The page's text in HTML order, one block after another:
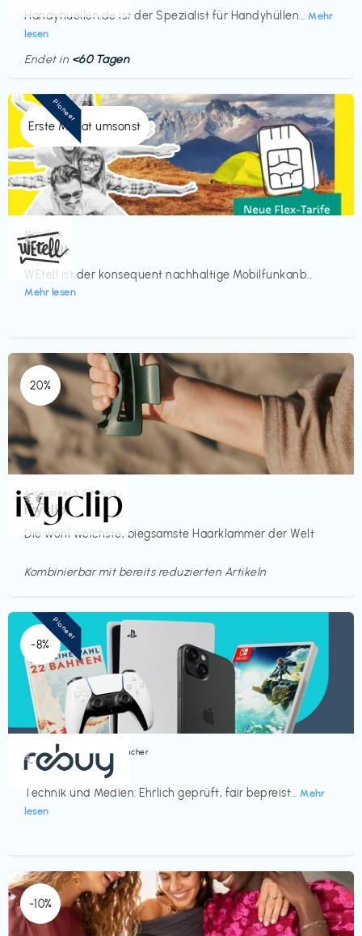
Handyhuellen.de ist der Spezialist für Handyhüllen... Mehr
lesen
Endet in <60 Tagen
Erste Monat umsonst
Mobilfunk
WEtell
WEtell ist der konsequent nachhaltige Mobilfunkanb...
Mehr lesen
€‎
Pioneer
20%
Accessoires & Schmuck
ivyclip
Die wohl weichste, biegsamste Haarklammer der Welt
€€‎
Kombinierbar mit bereits reduzierten Artikeln
-8%
Bücher, Magazine & Hörbücher
rebuy
Technik und Medien: Ehrlich geprüft, fair bepreist... Mehr
lesen
€‎
Pioneer
-10%